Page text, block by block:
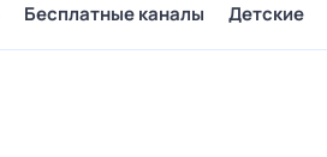
Бесплатные каналы Детские